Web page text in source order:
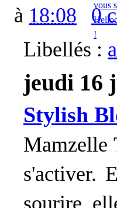
à 18:08
0
Libellés :
jeudi 16
Stylish
Mamzelle
s'activer.
sourire,